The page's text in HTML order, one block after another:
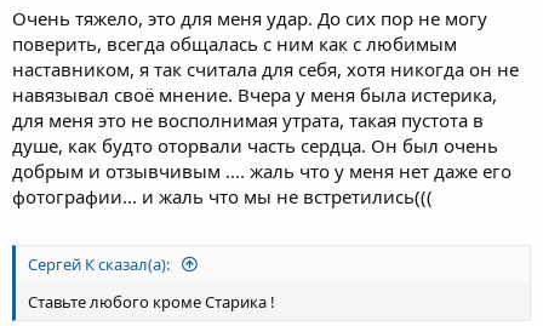
Очень тяжело, это для меня удар. До сих пор не могу
поверить, всегда общалась с ним как с любимым
наставником, я так считала для себя, хотя никогда он не
навязывал своё мнение. Вчера у меня была истерика,
для меня это не восполнимая утрата, такая пустота в
душе, как будто оторвали часть сердца. Он был очень
добрым и отзывчивым .... жаль что у меня нет даже его
фотографии... и жаль что мы не встретились(((
Сергей К сказал(а):
Ставьте любого кроме Старика !